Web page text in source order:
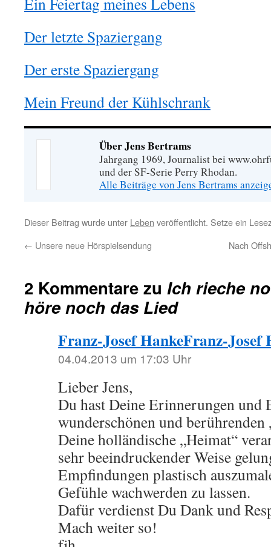
Der letzte Spaziergang
Der erste Spaziergang
Mein Freund der Kühlschrank
Über Jens Bertrams
Jahrgang 1969, Journalist bei
und der SF-Serie Perry Rhodan.
Alle Beiträge von Jens Bertrams
Dieser Beitrag wurde unter Leben veröffentlicht. Setze ein
← Unsere neue Hörspielsendung Nach
2 Kommentare zu Ich rieche
höre noch das Lied
Franz-Josef HankeFranz-Josef
04.04.2013 um 17:03 Uhr
Lieber Jens,
Du hast Deine Erinnerungen und
wunderschönen und
Deine holländische „Heimat“
sehr beeindruckender Weise
Empfindungen plastisch
Gefühle wachwerden zu lassen.
Dafür verdienst Du Dank und
Mach weiter so!